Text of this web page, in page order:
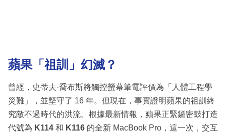
蘋果「祖訓」幻滅？
曾經，史蒂夫·喬布斯將觸控螢幕筆電評價為「人體工程學
災難」，並堅守了 16 年。但現在，事實證明蘋果的祖訓終
究敵不過時代的洪流。根據最新情報，蘋果正緊鑼密鼓打造
代號為 K114 和 K116 的全新 MacBook Pro，這一次，交互